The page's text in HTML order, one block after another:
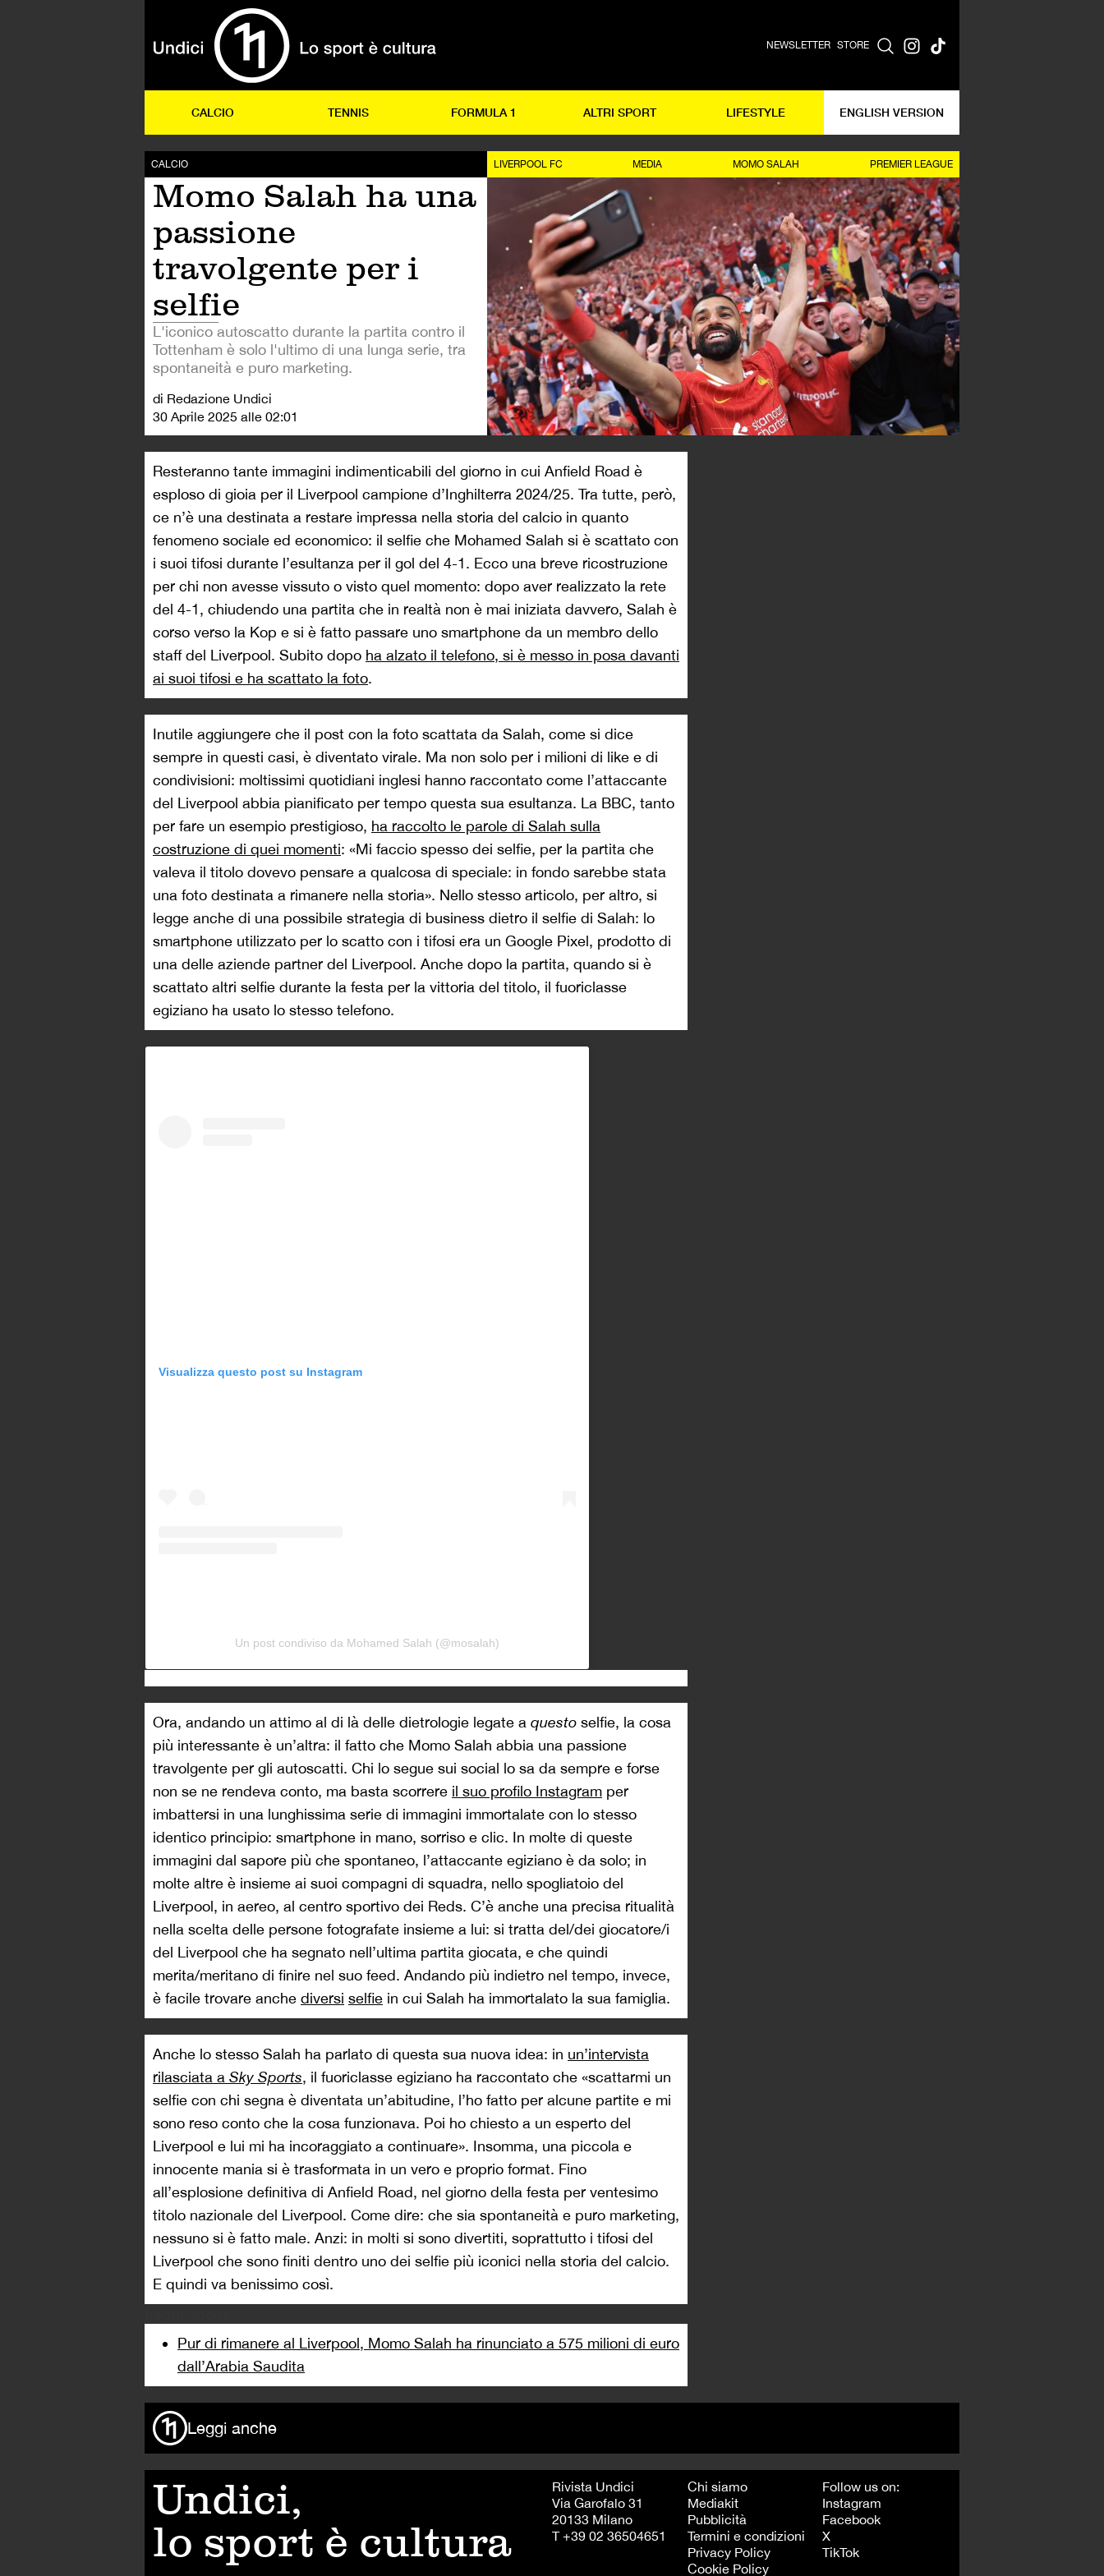
NEWSLETTER STORE
CALCIO TENNIS FORMULA 1 ALTRI SPORT LIFESTYLE ENGLISH VERSION
CALCIO
Momo Salah ha una
passione
travolgente per i
selfie
L'iconico autoscatto durante la partita contro il
Tottenham è solo l'ultimo di una lunga serie, tra
spontaneità e puro marketing.
di Redazione Undici
30 Aprile 2025 alle 02:01
LIVERPOOL FC MEDIA MOMO SALAH PREMIER LEAGUE
Resteranno tante immagini indimenticabili del giorno in cui Anfield Road è
esploso di gioia per il Liverpool campione d’Inghilterra 2024/25. Tra tutte, però,
ce n’è una destinata a restare impressa nella storia del calcio in quanto
fenomeno sociale ed economico: il selfie che Mohamed Salah si è scattato con
i suoi tifosi durante l’esultanza per il gol del 4-1. Ecco una breve ricostruzione
per chi non avesse vissuto o visto quel momento: dopo aver realizzato la rete
del 4-1, chiudendo una partita che in realtà non è mai iniziata davvero, Salah è
corso verso la Kop e si è fatto passare uno smartphone da un membro dello
staff del Liverpool. Subito dopo ha alzato il telefono, si è messo in posa davanti
ai suoi tifosi e ha scattato la foto.
Inutile aggiungere che il post con la foto scattata da Salah, come si dice
sempre in questi casi, è diventato virale. Ma non solo per i milioni di like e di
condivisioni: moltissimi quotidiani inglesi hanno raccontato come l’attaccante
del Liverpool abbia pianificato per tempo questa sua esultanza. La BBC, tanto
per fare un esempio prestigioso, ha raccolto le parole di Salah sulla
costruzione di quei momenti: «Mi faccio spesso dei selfie, per la partita che
valeva il titolo dovevo pensare a qualcosa di speciale: in fondo sarebbe stata
una foto destinata a rimanere nella storia». Nello stesso articolo, per altro, si
legge anche di una possibile strategia di business dietro il selfie di Salah: lo
smartphone utilizzato per lo scatto con i tifosi era un Google Pixel, prodotto di
una delle aziende partner del Liverpool. Anche dopo la partita, quando si è
scattato altri selfie durante la festa per la vittoria del titolo, il fuoriclasse
egiziano ha usato lo stesso telefono.
Visualizza questo post su Instagram
Un post condiviso da Mohamed Salah (@mosalah)
Ora, andando un attimo al di là delle dietrologie legate a questo selfie, la cosa
più interessante è un’altra: il fatto che Momo Salah abbia una passione
travolgente per gli autoscatti. Chi lo segue sui social lo sa da sempre e forse
non se ne rendeva conto, ma basta scorrere il suo profilo Instagram per
imbattersi in una lunghissima serie di immagini immortalate con lo stesso
identico principio: smartphone in mano, sorriso e clic. In molte di queste
immagini dal sapore più che spontaneo, l’attaccante egiziano è da solo; in
molte altre è insieme ai suoi compagni di squadra, nello spogliatoio del
Liverpool, in aereo, al centro sportivo dei Reds. C’è anche una precisa ritualità
nella scelta delle persone fotografate insieme a lui: si tratta del/dei giocatore/i
del Liverpool che ha segnato nell’ultima partita giocata, e che quindi
merita/meritano di finire nel suo feed. Andando più indietro nel tempo, invece,
è facile trovare anche diversi selfie in cui Salah ha immortalato la sua famiglia.
Anche lo stesso Salah ha parlato di questa sua nuova idea: in un’intervista
rilasciata a Sky Sports, il fuoriclasse egiziano ha raccontato che «scattarmi un
selfie con chi segna è diventata un’abitudine, l’ho fatto per alcune partite e mi
sono reso conto che la cosa funzionava. Poi ho chiesto a un esperto del
Liverpool e lui mi ha incoraggiato a continuare». Insomma, una piccola e
innocente mania si è trasformata in un vero e proprio format. Fino
all’esplosione definitiva di Anfield Road, nel giorno della festa per ventesimo
titolo nazionale del Liverpool. Come dire: che sia spontaneità e puro marketing,
nessuno si è fatto male. Anzi: in molti si sono divertiti, soprattutto i tifosi del
Liverpool che sono finiti dentro uno dei selfie più iconici nella storia del calcio.
E quindi va benissimo così.
Pur di rimanere al Liverpool, Momo Salah ha rinunciato a 575 milioni di euro
dall’Arabia Saudita
Leggi anche
Undici,
lo sport è cultura
Rivista Undici
Via Garofalo 31
20133 Milano
T +39 02 36504651
Chi siamo
Mediakit
Pubblicità
Termini e condizioni
Privacy Policy
Cookie Policy
Follow us on:
Instagram
Facebook
X
TikTok